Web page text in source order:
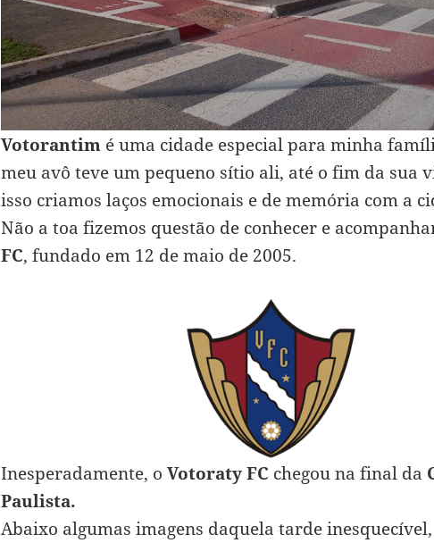
Votorantimé uma cidade especial para minha
meu avô teve um pequeno sítio ali, até o fim da sua
isso criamos laços emocionais e de memória com a
Não a toa fizemos questão de conhecer e
FC, fundado em 12 de maio de 2005.
Inesperadamente, o Votoraty FC chegou na final da
Paulista.
Abaixo algumas imagens daquela tarde inesquecível,